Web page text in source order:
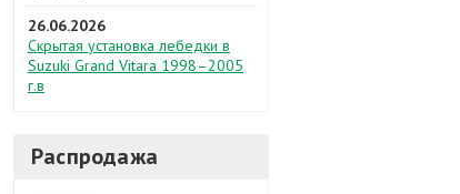
26.06.2026
Скрытая установка лебедки в
Suzuki Grand Vitara 1998–2005
г.в
Распродажа